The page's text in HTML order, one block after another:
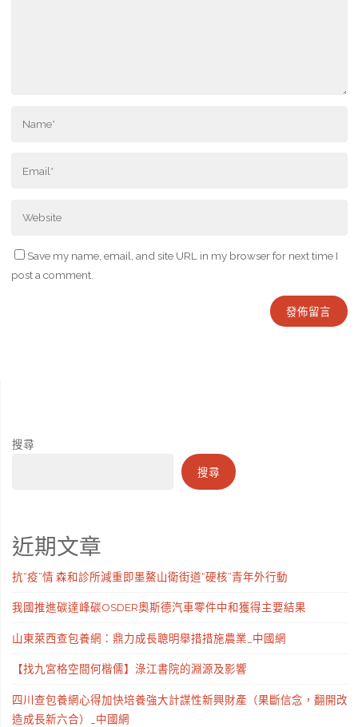
Save my name, email, and site URL in my browser for next time I
post a comment.
搜尋
搜尋
近期文章
抗“疫”情 森和診所減重即墨鰲山衛街道“硬核”青年外行動
我國推進碳達峰碳OSDER奧斯德汽車零件中和獲得主要結果
山東萊西查包養網：鼎力成長聰明舉措措施農業_中國網
【找九宮格空間何楷儒】淥江書院的淵源及影響
四川查包養網心得加快培養強大計謀性新興財產（果斷信念，翻開改
造成長新六合）_中國網